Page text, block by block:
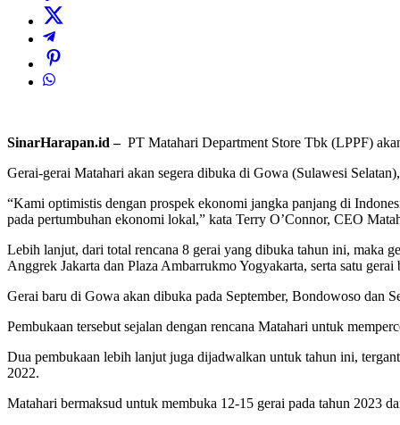
SinarHarapan.id – PT Matahari Department Store Tbk (LPPF)
Gerai-gerai Matahari akan segera dibuka di Gowa (Sulawesi
“Kami optimistis dengan prospek ekonomi jangka panjang di
pada pertumbuhan ekonomi lokal,” kata Terry O’Connor, CEO
Lebih lanjut, dari total rencana 8 gerai yang dibuka tahun ini, maka
Anggrek Jakarta dan Plaza Ambarrukmo Yogyakarta, serta satu
Gerai baru di Gowa akan dibuka pada September, Bondowoso dan
Pembukaan tersebut sejalan dengan rencana Matahari untuk
Dua pembukaan lebih lanjut juga dijadwalkan untuk tahun ini,
2022.
Matahari bermaksud untuk membuka 12-15 gerai pada tahun 2023